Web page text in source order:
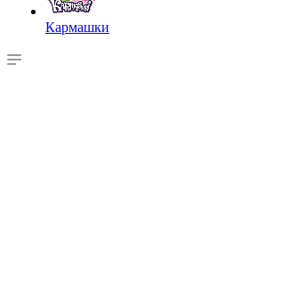
Кармашки